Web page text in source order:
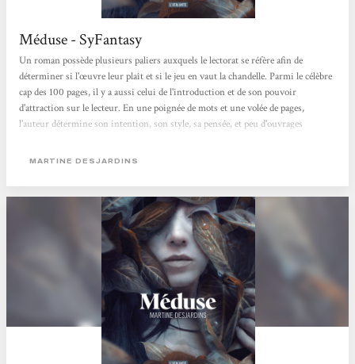
Méduse - SyFantasy
Un roman possède plusieurs paliers auxquels le lectorat se réfère afin de
déterminer si l'œuvre leur plaît et si le jeu en vaut la chandelle. Parmi le célèbre
cap des 100 pages, il y a aussi celui de l'introduction et de son pouvoir
d'attraction sur le lecteur. En une poignée de mots et une volée de pages,
l'auteur détermine son intention, son style, sa pensée, et peu d'ouvrages
soulevé la couverture. Pourtant, le sixième roman de Martine Desjardins,
MARTINE DESJARDINS